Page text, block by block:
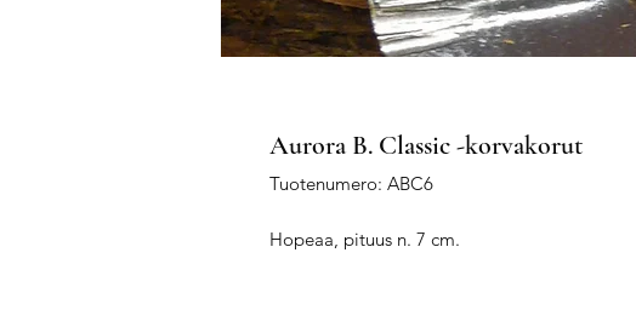
Aurora B. Classic -korvakorut
Tuotenumero: ABC6
Hopeaa, pituus n. 7 cm.